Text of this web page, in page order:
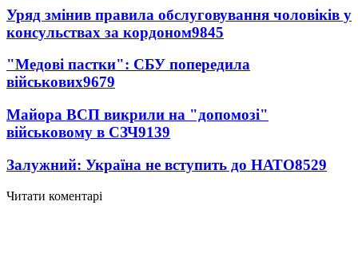
Уряд змінив правила обслуговування чоловіків у
консульствах за кордоном9845
"Медові пастки": СБУ попередила
військових9679
Майора ВСП викрили на "допомозі"
військовому в СЗЧ9139
Залужний: Україна не вступить до НАТО8529
Читати коментарі